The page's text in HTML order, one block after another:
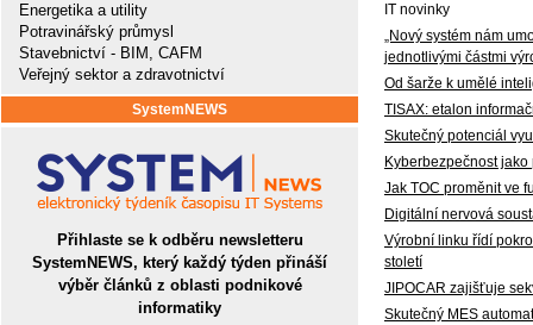
Energetika a utility
Potravinářský průmysl
Stavebnictví - BIM, CAFM
Veřejný sektor a zdravotnictví
SystemNEWS
Přihlaste se k odběru newsletteru
SystemNEWS, který každý týden přináší
výběr článků z oblasti podnikové
informatiky
IT novinky
„Nový systém nám
jednotlivými částmi
Od šarže k umělé
TISAX: etalon
Skutečný potenciál
Kyberbezpečnost
Jak TOC proměnit ve
Digitální nervová
Výrobní linku řídí
století
JIPOCAR zajišťuje
Skutečný MES